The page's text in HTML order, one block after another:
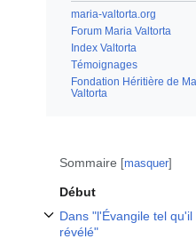
maria-valtorta.org
Forum Maria Valtorta
Index Valtorta
Témoignages
Fondation Héritière de
Valtorta
Sommaire masquer
Début
Dans "l'Évangile tel
révélé"
Afficher / masquer la sous-